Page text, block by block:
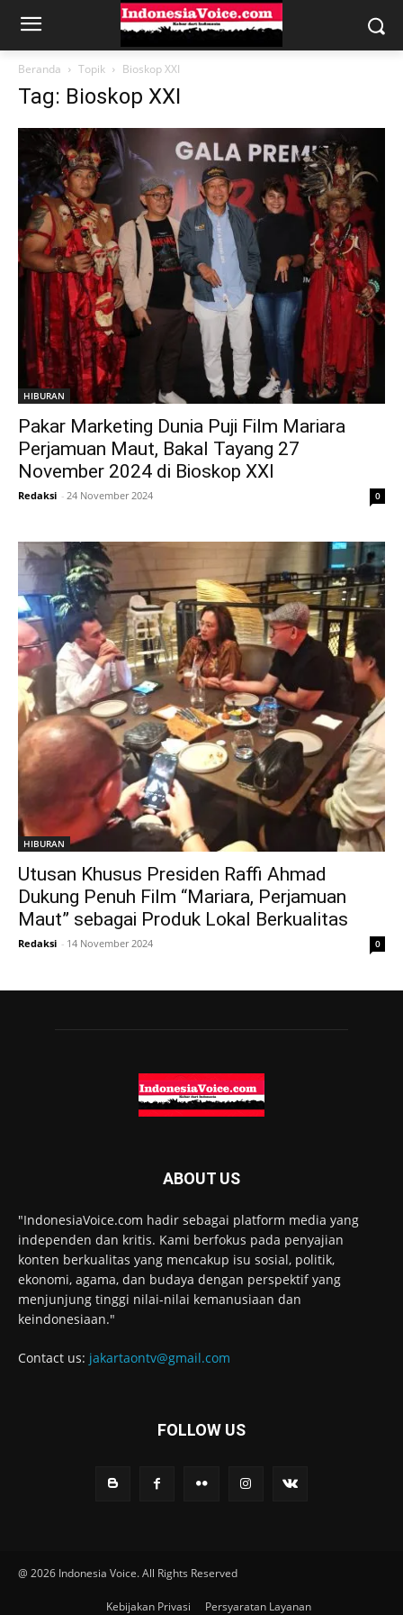
Beranda Topik Bioskop XXI
Tag: Bioskop XXI
HIBURAN
Pakar Marketing Dunia Puji Film Mariara
Perjamuan Maut, Bakal Tayang 27
November 2024 di Bioskop XXI
Redaksi - 24 November 2024 0
HIBURAN
Utusan Khusus Presiden Raffi Ahmad
Dukung Penuh Film “Mariara, Perjamuan
Maut” sebagai Produk Lokal Berkualitas
Redaksi - 14 November 2024 0
ABOUT US
"IndonesiaVoice.com hadir sebagai platform media yang
independen dan kritis. Kami berfokus pada penyajian
konten berkualitas yang mencakup isu sosial, politik,
ekonomi, agama, dan budaya dengan perspektif yang
menjunjung tinggi nilai-nilai kemanusiaan dan
keindonesiaan."
Contact us: jakartaontv@gmail.com
FOLLOW US
@ 2026 Indonesia Voice. All Rights Reserved
Kebijakan Privasi Persyaratan Layanan